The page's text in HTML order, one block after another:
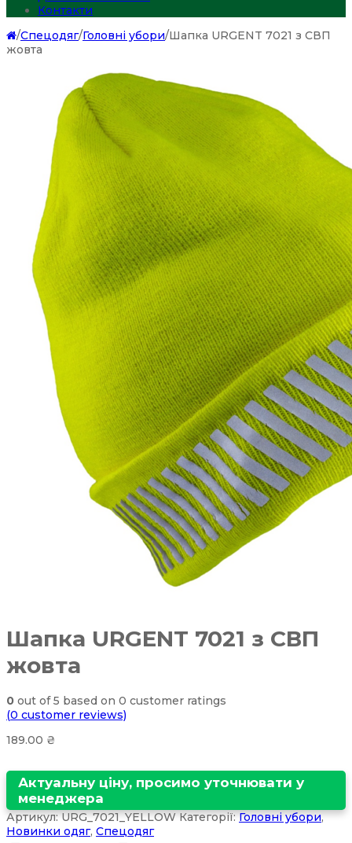
Контакти
/Спецодяг/Головні убори/Шапка URGENT 7021 з СВП
жовта
Шапка URGENT 7021 з СВП
жовта
0 out of5 based on 0 customer ratings
(0 customer reviews)
189.00 ₴
Актуальну ціну, просимо уточнювати у
менеджера
Артикул:URG_7021_YELLOW Категорії:Головні убори,
Новинки одяг, Спецодяг